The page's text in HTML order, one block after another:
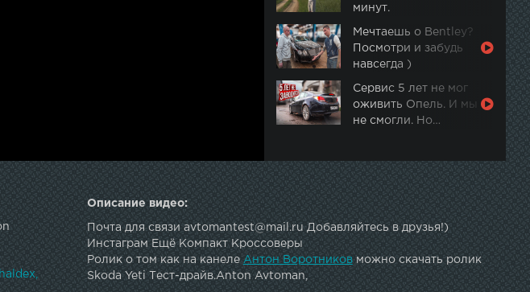
минут.
Мечтаешь о Bentley?
Посмотри и забудь
навсегда )
Сервис 5 лет не мог
оживить Опель. И мы
не смогли. Но…
Описание видео:
Почта для связи avtomantest@mail.ru Добавляйтесь в друзья!)
Инстаграм Ещё Компакт Кроссоверы
Ролик о том как на канеле Антон Воротниковможно скачать ролик
Skoda Yeti Тест-драйв.Anton Avtoman,
haldex